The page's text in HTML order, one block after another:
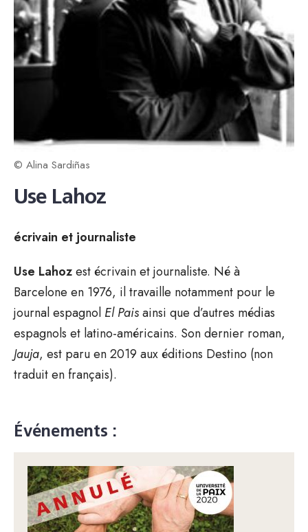
© Alina Sardiñas
Use Lahoz
écrivain et journaliste
Use Lahozest écrivain et journaliste. Né à
Barcelone en 1976, il travaille notamment pour le
journal espagnol El Paisainsi que d’autres médias
espagnols et latino-américains. Son dernier roman,
Jauja, est paru en 2019 aux éditions Destino (non
traduit en français).
Événements :